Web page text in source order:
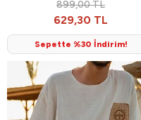
899,00 TL
629,30 TL
Sepette %30 İndirim!